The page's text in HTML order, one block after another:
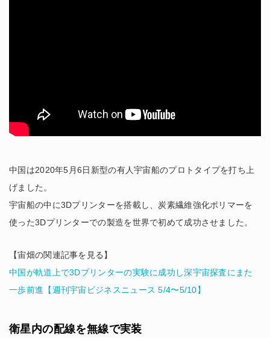
中国は2020年5月6日新型の有人宇宙船のプロトタイプを打ち上
げました。
宇宙船の中に3Dプリンターを搭載し、炭素繊維強化ポリマーを
使った3Dプリンターでの製造を世界で初めて成功させました。
【宙畑の関連記事を見る】
中国が軌道上で3Dプリンターの実験に成功し深宇宙探査にまた
一歩前進【週刊宇宙ビジネスニュース 5/4〜5/10】
衛星内の配線を無線で実装